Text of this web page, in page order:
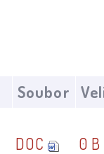
Soubor
DOC 0 B